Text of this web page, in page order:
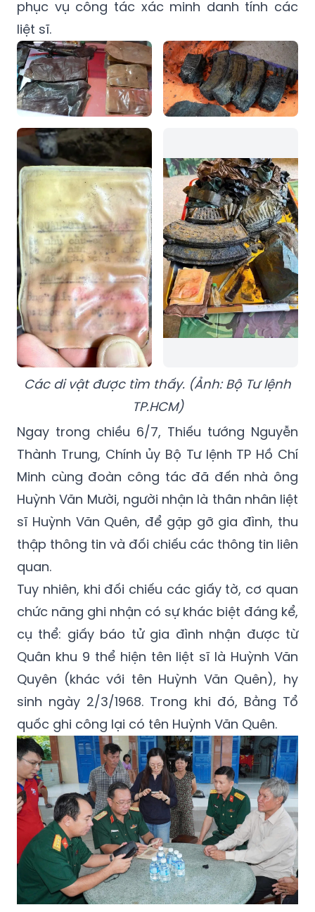
phục vụ công tác xác minh danh tính các
liệt sĩ.
Các di vật được tìm thấy. (Ảnh: Bộ Tư lệnh
TP.HCM)
Ngay trong chiều 6/7, Thiếu tướng Nguyễn
Thành Trung, Chính ủy Bộ Tư lệnh TP Hồ Chí
Minh cùng đoàn công tác đã đến nhà ông
Huỳnh Văn Mười, người nhận là thân nhân liệt
sĩ Huỳnh Văn Quên, để gặp gỡ gia đình, thu
thập thông tin và đối chiếu các thông tin liên
quan.
Tuy nhiên, khi đối chiếu các giấy tờ, cơ quan
chức năng ghi nhận có sự khác biệt đáng kể,
cụ thể: giấy báo tử gia đình nhận được từ
Quân khu 9 thể hiện tên liệt sĩ là Huỳnh Văn
Quyên (khác với tên Huỳnh Văn Quên), hy
sinh ngày 2/3/1968. Trong khi đó, Bằng Tổ
quốc ghi công lại có tên Huỳnh Văn Quên.